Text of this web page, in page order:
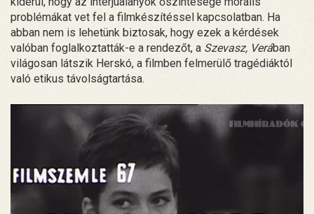
problémákat vet fel a filmkészítéssel kapcsolatban. Ha
abban nem is lehetünk biztosak, hogy ezek a kérdések
valóban foglalkoztatták-e a rendezőt, a Szevasz, Verában
világosan látszik Herskó, a filmben felmerülő tragédiáktól
való etikus távolságtartása.